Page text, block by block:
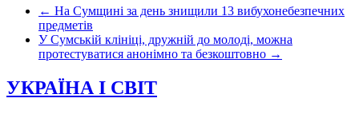
← На Сумщині за день знищили 13 вибухонебезпечних
предметів
У Сумській клініці, дружній до молоді, можна
протестуватися анонімно та безкоштовно →
УКРАЇНА І СВІТ